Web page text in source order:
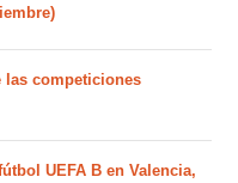
las competiciones
UEFA B en Valencia,